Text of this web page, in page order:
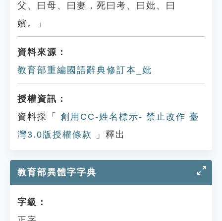
父、曰母、曰妻，死曰考、曰妣、曰
嬪。」
資料來源：
教育部重編國語辭典修訂本_妣
授權資訊：
資料採「
創用CC-姓名標示- 禁止改作 臺
灣3.0版授權條款
」釋出
教育部異體字字典
字級：